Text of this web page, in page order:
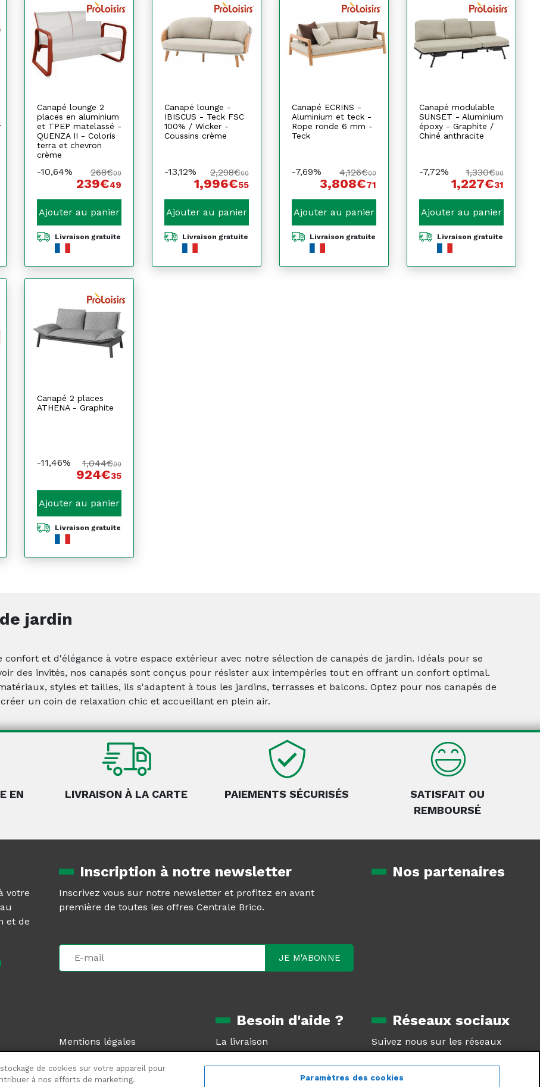
Canapé lounge 2
places en aluminium
et TPEP matelassé -
QUENZA II - Coloris
terra et chevron
crème
-10,64% 268€00
239€49
Ajouter au panier
Livraison gratuite
Canapé lounge -
IBISCUS - Teck FSC
100% / Wicker -
Coussins crème
-13,12% 2,298€00
1,996€55
Ajouter au panier
Livraison gratuite
Canapé ECRINS -
Aluminium et teck -
Rope ronde 6 mm -
Teck
-7,69% 4,126€00
3,808€71
Ajouter au panier
Livraison gratuite
Canapé modulable
SUNSET - Aluminium
époxy - Graphite /
Chiné anthracite
-7,72% 1,330€00
1,227€31
Ajouter au panier
Livraison gratuite
Canapé 2 places
ATHENA - Graphite
-11,46% 1,044€00
924€35
Ajouter au panier
Livraison gratuite
jardin
et d'élégance à votre espace extérieur avec notre sélection de canapés de jardin. Idéals pour se
des invités, nos canapés sont conçus pour résister aux intempéries tout en offrant un confort optimal.
styles et tailles, ils s'adaptent à tous les jardins, terrasses et balcons. Optez pour nos canapés de
un coin de relaxation chic et accueillant en plein air.
EN
LIVRAISON À LA CARTE PAIEMENTS SÉCURISÉS
SATISFAIT OU
REMBOURSÉ
votre
et de
Inscription à notre newsletter
Inscrivez vous sur notre newsletter et profitez en avant
première de toutes les offres Centrale Brico.
Nos partenaires
Mentions légales
CGV
Plan du site
Plan de site produits
Besoin d'aide ?
La livraison
Le retour produit
SAV et garantie
Foire aux questions
Réseaux sociaux
Suivez nous sur les réseaux
sociaux
de cookies sur votre appareil pour
à nos efforts de marketing.
Paramètres des cookies